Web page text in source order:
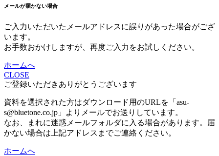
メールが届かない場合
ご入力いただいたメールアドレスに誤りがあった場合がござ
います。
お手数おかけしますが、再度ご入力をお試しください。
ホームへ
CLOSE
ご登録いただきありがとうございます
資料を選択された方はダウンロード用のURLを「asu-
s@bluetone.co.jp」よりメールでお送りしています。
なお、まれに迷惑メールフォルダに入る場合があります。届
かない場合は上記アドレスまでご連絡ください。
ホームへ